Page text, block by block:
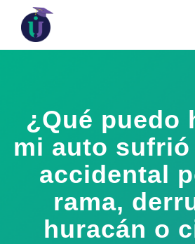
¿Qué puedo
mi auto
accidental
rama,
huracán o